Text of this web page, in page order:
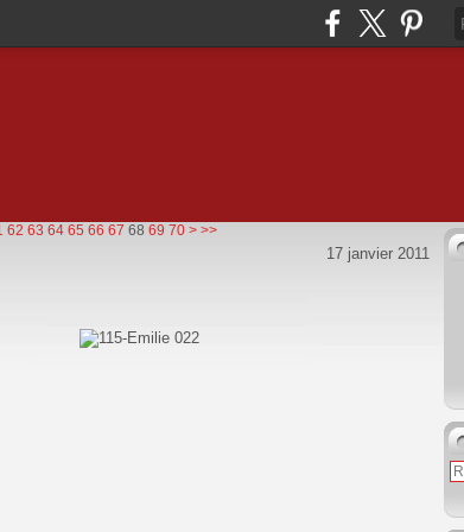
62 63 64 65 66 67 68 69 70 80
> >>
17 janvier 2011